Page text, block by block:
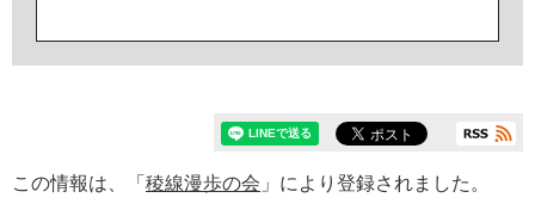
この情報は、「 稜線漫歩の会 」により登録されました。